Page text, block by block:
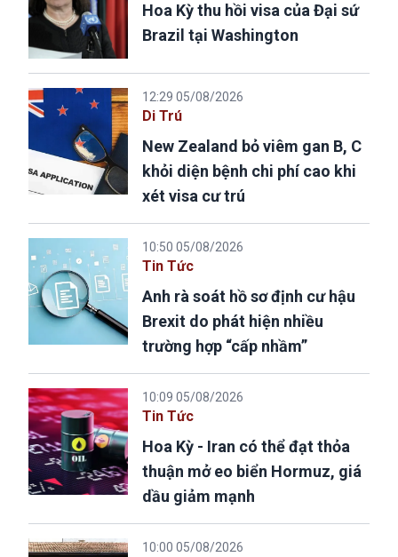
Hoa Kỳ thu hồi visa của Đại sứ
Brazil tại Washington
12:29 05/08/2026
Di Trú
New Zealand bỏ viêm gan B, C
khỏi diện bệnh chi phí cao khi
xét visa cư trú
10:50 05/08/2026
Tin Tức
Anh rà soát hồ sơ định cư hậu
Brexit do phát hiện nhiều
trường hợp “cấp nhầm”
10:09 05/08/2026
Tin Tức
Hoa Kỳ - Iran có thể đạt thỏa
thuận mở eo biển Hormuz, giá
dầu giảm mạnh
10:00 05/08/2026